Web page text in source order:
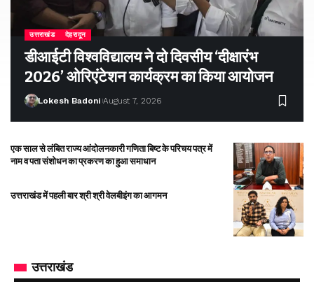
उत्तराखंड देहरादून
डीआईटी विश्वविद्यालय ने दो दिवसीय ‘दीक्षारंभ
2026’ ओरिएंटेशन कार्यक्रम का किया आयोजन
Lokesh Badoni August 7, 2026
एक साल से लंबित राज्य आंदोलनकारी गणिता बिष्ट के परिचय पत्र में
नाम व पता संशोधन का प्रकरण का हुआ समाधान
उत्तराखंड में पहली बार श्री श्री वेलबीइंग का आगमन
उत्तराखंड